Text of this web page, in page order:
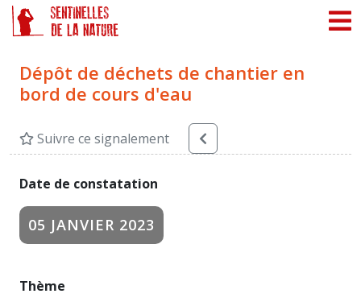
Dépôt de déchets de chantier en
bord de cours d'eau
Suivre ce signalement
Date de constatation
05 JANVIER 2023
Thème
Panneau de gestion des cookies